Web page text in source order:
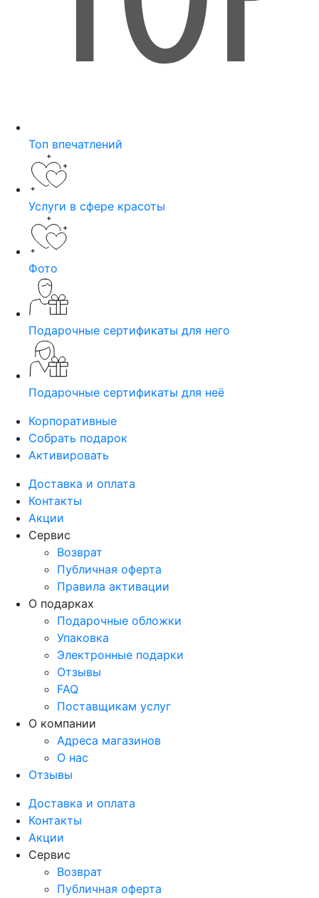
Топ впечатлений
Услуги в сфере красоты
Фото
Подарочные сертификаты для него
Подарочные сертификаты для неё
Корпоративные
Собрать подарок
Активировать
Доставка и оплата
Контакты
Акции
Сервис
Возврат
Публичная оферта
Правила активации
О подарках
Подарочные обложки
Упаковка
Электронные подарки
Отзывы
FAQ
Поставщикам услуг
О компании
Адреса магазинов
О нас
Отзывы
Доставка и оплата
Контакты
Акции
Сервис
Возврат
Публичная оферта